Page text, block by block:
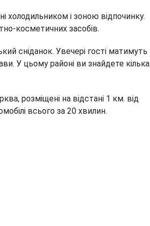
холодильником і зоною відпочинку.
косметичних засобів.
сніданок. Увечері гості матимуть
У цьому районі ви знайдете кілька
розміщені на відстані 1 км. від
всього за 20 хвилин.